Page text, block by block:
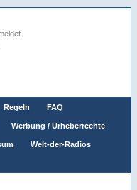
Regeln FAQ
Werbung / Urheberrechte
Welt-der-Radios